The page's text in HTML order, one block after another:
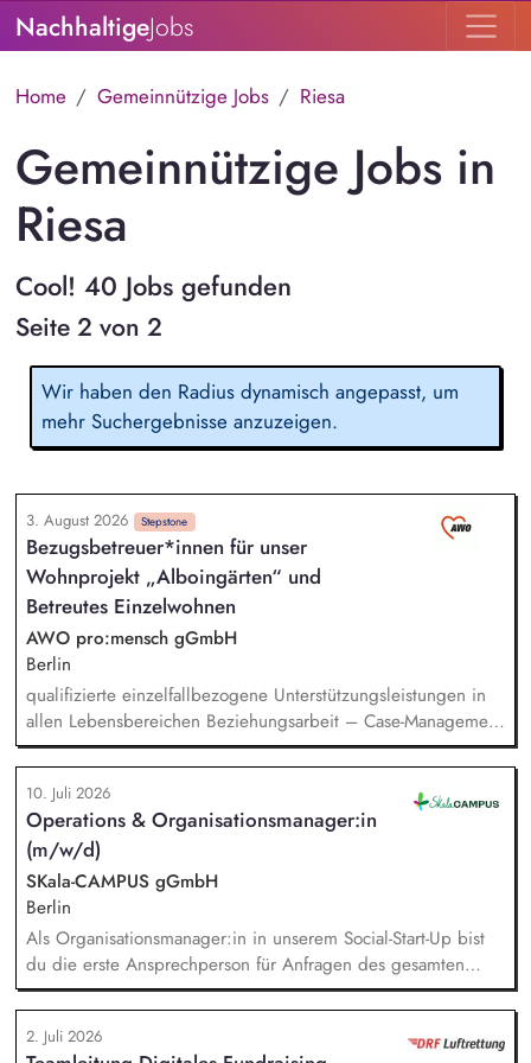
NachhaltigeJobs
Home Gemeinnützige Jobs Riesa
Gemeinnützige Jobs in
Riesa
Cool! 40 Jobs gefunden
Seite 2 von 2
Wir haben den Radius dynamisch angepasst, um
mehr Suchergebnisse anzuzeigen.
3. August 2026 Stepstone
Bezugsbetreuer*innen für unser
Wohnprojekt „Alboingärten“ und
Betreutes Einzelwohnen
AWO pro:mensch gGmbH
Berlin
qualifizierte einzelfallbezogene Unterstützungsleistungen in
allen Lebensbereichen Beziehungsarbeit – Case-Management
– Netzwerkarbeit Mitwirkung bei der Erstellung und
Umsetzung der Teilhabeplanung erwünscht sind
bedarfsorientierte soziale Gruppenangebote Übernahme von
teamorganisatorischen Aufgaben
10. Juli 2026
Operations & Organisationsmanager:in
(m/w/d)
SKala-CAMPUS gGmbH
Berlin
Als Organisationsmanager:in in unserem Social-Start-Up bist
du die erste Ansprechperson für Anfragen des gesamten
Teams. Du unterstützt mit durchdachten Prozessen, passenden
Tools und individueller Beratung. Dabei schaust du über den
Tellerrand, erkennst Bedarfe frühzeitig und findest
2. Juli 2026